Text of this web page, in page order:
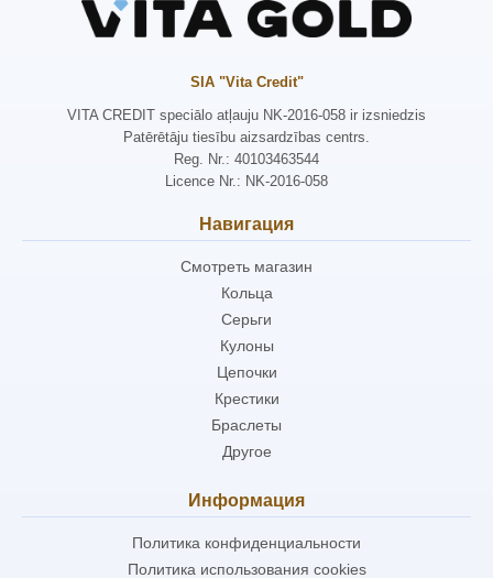
SIA "Vita Credit"
VITA CREDIT speciālo atļauju NK-2016-058 ir izsniedzis
Patērētāju tiesību aizsardzības centrs.
Reg. Nr.: 40103463544
Licence Nr.: NK-2016-058
Навигация
Смотреть магазин
Кольца
Серьги
Кулоны
Цепочки
Крестики
Браслеты
Другое
Информация
Политика конфиденциальности
Политика использования cookies